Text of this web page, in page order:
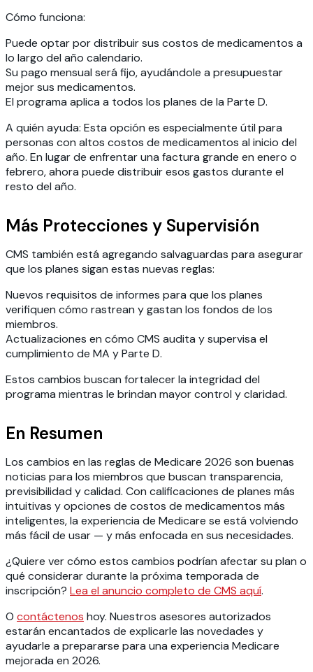
Cómo funciona:
Puede optar por distribuir sus costos de medicamentos a
lo largo del año calendario.
Su pago mensual será fijo, ayudándole a presupuestar
mejor sus medicamentos.
El programa aplica a todos los planes de la Parte D.
A quién ayuda: Esta opción es especialmente útil para
personas con altos costos de medicamentos al inicio del
año. En lugar de enfrentar una factura grande en enero o
febrero, ahora puede distribuir esos gastos durante el
resto del año.
Más Protecciones y Supervisión
CMS también está agregando salvaguardas para asegurar
que los planes sigan estas nuevas reglas:
Nuevos requisitos de informes para que los planes
verifiquen cómo rastrean y gastan los fondos de los
miembros.
Actualizaciones en cómo CMS audita y supervisa el
cumplimiento de MA y Parte D.
Estos cambios buscan fortalecer la integridad del
programa mientras le brindan mayor control y claridad.
En Resumen
Los cambios en las reglas de Medicare 2026 son buenas
noticias para los miembros que buscan transparencia,
previsibilidad y calidad. Con calificaciones de planes más
intuitivas y opciones de costos de medicamentos más
inteligentes, la experiencia de Medicare se está volviendo
más fácil de usar — y más enfocada en sus necesidades.
¿Quiere ver cómo estos cambios podrían afectar su plan o
qué considerar durante la próxima temporada de
inscripción? Lea el anuncio completo de CMS aquí.
O contáctenos hoy. Nuestros asesores autorizados
estarán encantados de explicarle las novedades y
ayudarle a prepararse para una experiencia Medicare
mejorada en 2026.